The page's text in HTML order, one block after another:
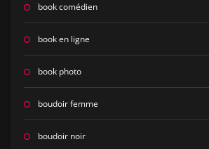
book comédien
book en ligne
book photo
boudoir femme
boudoir noir